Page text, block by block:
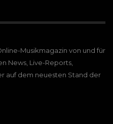
Musikmagazin von und für
News, Live-Reports,
auf dem neuesten Stand der